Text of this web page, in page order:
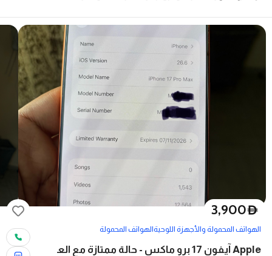
D
3,900
الهواتف المحمولة والأجهزة اللوحيةالهواتف المحمولة
Apple آيفون 17 برو ماكس - حالة ممتازة مع الع